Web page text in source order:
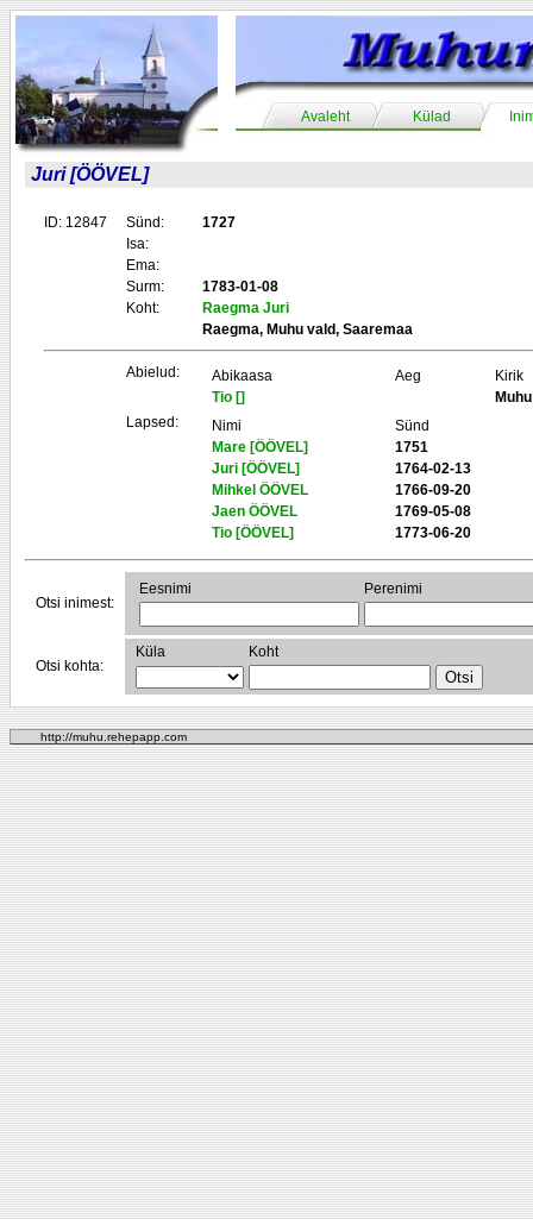
Avaleht Külad
Juri [ÖÖVEL]
ID: 12847 Sünd:
1727
Isa:
Ema:
Surm:
1783-01-08
Koht:
Raegma Juri
Raegma, Muhu vald, Saaremaa
Abielud: Abikaasa Aeg
Kirik
Tio []
Muhu
Lapsed:
Nimi
Sünd
Mare [ÖÖVEL]
1751
Juri [ÖÖVEL]
1764-02-13
Mihkel ÖÖVEL
1766-09-20
Jaen ÖÖVEL
1769-05-08
Tio [ÖÖVEL]
1773-06-20
Otsi inimest:
Eesnimi Perenimi
Otsi kohta:
Küla Koht
http://muhu.rehepapp.com